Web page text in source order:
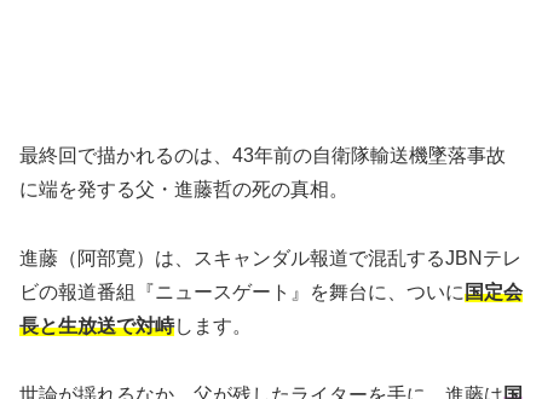
最終回で描かれるのは、43年前の自衛隊輸送機墜落事故
に端を発する父・進藤哲の死の真相。
進藤（阿部寛）は、スキャンダル報道で混乱するJBNテレ
ビの報道番組『ニュースゲート』を舞台に、ついに国定会
長と生放送で対峙します。
世論が揺れるなか、父が残したライターを手に、進藤は国